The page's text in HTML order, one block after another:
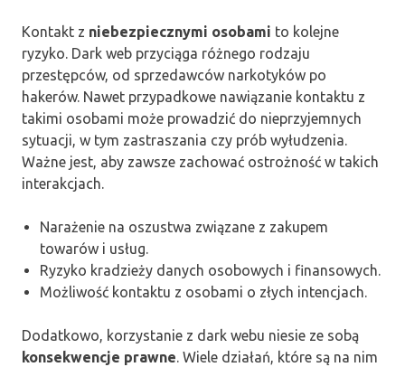
Kontakt z niebezpiecznymi osobami to kolejne
ryzyko. Dark web przyciąga różnego rodzaju
przestępców, od sprzedawców narkotyków po
hakerów. Nawet przypadkowe nawiązanie kontaktu z
takimi osobami może prowadzić do nieprzyjemnych
sytuacji, w tym zastraszania czy prób wyłudzenia.
Ważne jest, aby zawsze zachować ostrożność w takich
interakcjach.
Narażenie na oszustwa związane z zakupem
towarów i usług.
Ryzyko kradzieży danych osobowych i finansowych.
Możliwość kontaktu z osobami o złych intencjach.
Dodatkowo, korzystanie z dark webu niesie ze sobą
konsekwencje prawne. Wiele działań, które są na nim